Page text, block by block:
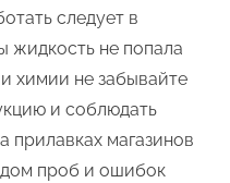
следует в
жидкость не попала
химии не забывайте
и соблюдать
прилавках магазинов
проб и ошибок